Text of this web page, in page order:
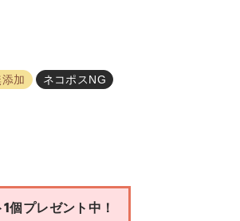
加 ネコポスNG
個プレゼント中！